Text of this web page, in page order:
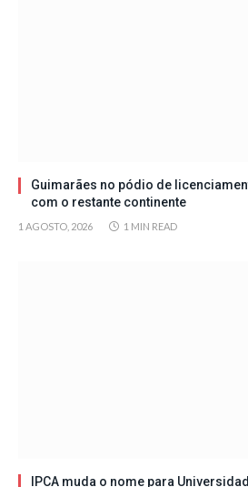
Guimarães no pódio de
com o restante continente
1 AGOSTO, 2026 1 MIN READ
IPCA muda o nome para